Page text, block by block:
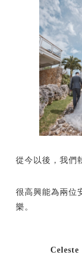
從今以後，我們
很高興能為兩位
樂。
Celeste